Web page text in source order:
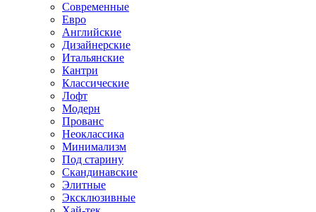
Современные
Евро
Английские
Дизайнерские
Итальянские
Кантри
Классические
Лофт
Модерн
Прованс
Неоклассика
Минимализм
Под старину
Скандинавские
Элитные
Эксклюзивные